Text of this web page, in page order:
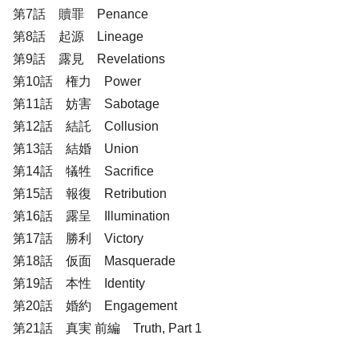
第7話 贖罪 Penance
第8話 起源 Lineage
第9話 露見 Revelations
第10話 権力 Power
第11話 妨害 Sabotage
第12話 結託 Collusion
第13話 結婚 Union
第14話 犠牲 Sacrifice
第15話 報復 Retribution
第16話 露呈 Illumination
第17話 勝利 Victory
第18話 仮面 Masquerade
第19話 本性 Identity
第20話 婚約 Engagement
第21話 真実 前編 Truth, Part 1